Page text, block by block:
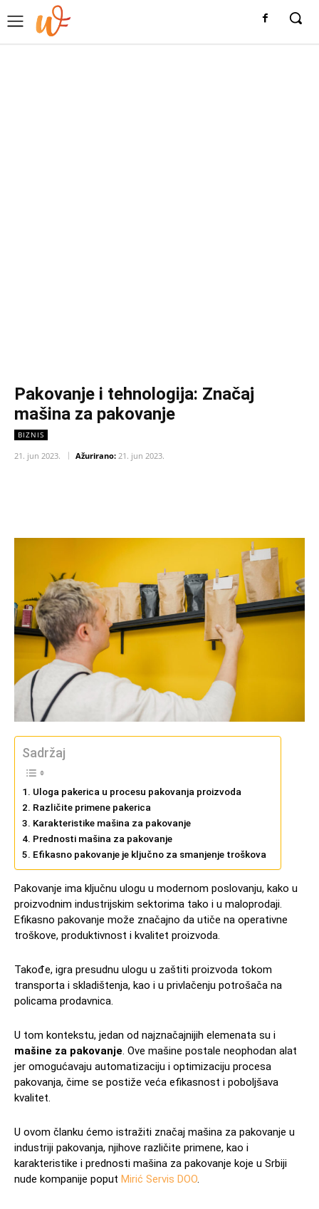
Pakovanje i tehnologija: Značaj
mašina za pakovanje
BIZNIS
21. jun 2023. Ažurirano: 21. jun 2023.
Sadržaj
Uloga pakerica u procesu pakovanja proizvoda
Različite primene pakerica
Karakteristike mašina za pakovanje
Prednosti mašina za pakovanje
Efikasno pakovanje je ključno za smanjenje troškova
Pakovanje ima ključnu ulogu u modernom poslovanju, kako u
proizvodnim industrijskim sektorima tako i u maloprodaji.
Efikasno pakovanje može značajno da utiče na operativne
troškove, produktivnost i kvalitet proizvoda.
Takođe, igra presudnu ulogu u zaštiti proizvoda tokom
transporta i skladištenja, kao i u privlačenju potrošača na
policama prodavnica.
U tom kontekstu, jedan od najznačajnijih elemenata su i
mašine za pakovanje. Ove mašine postale neophodan alat
jer omogućavaju automatizaciju i optimizaciju procesa
pakovanja, čime se postiže veća efikasnost i poboljšava
kvalitet.
U ovom članku ćemo istražiti značaj mašina za pakovanje u
industriji pakovanja, njihove različite primene, kao i
karakteristike i prednosti mašina za pakovanje koje u Srbiji
nude kompanije poput Mirić Servis DOO.